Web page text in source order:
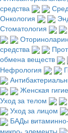
средства
Онкология
Стоматология
средства
обмена веществ
Нефрология
Женская
Уход за телом
Уход за лицом
БАДы
микро- элементы